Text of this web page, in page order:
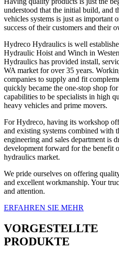
understood that the initial build, and
vehicles systems is just as important
success of their customers and their
Hydreco Hydraulics is well
Hydraulic Hoist and Winch in
Hydraulics has provided install,
WA market for over 35 years.
companies to supply and fit
quickly became the one-stop shop
capabilities to be specialists in high
heavy vehicles and prime movers.
For Hydreco, having its workshop
and existing systems combined with
engineering and sales department is
development forward for the benefit
hydraulics market.
We pride ourselves on offering
and excellent workmanship. Your
and attention.
ERFAHREN SIE MEHR
VORGESTELLTE
PRODUKTE